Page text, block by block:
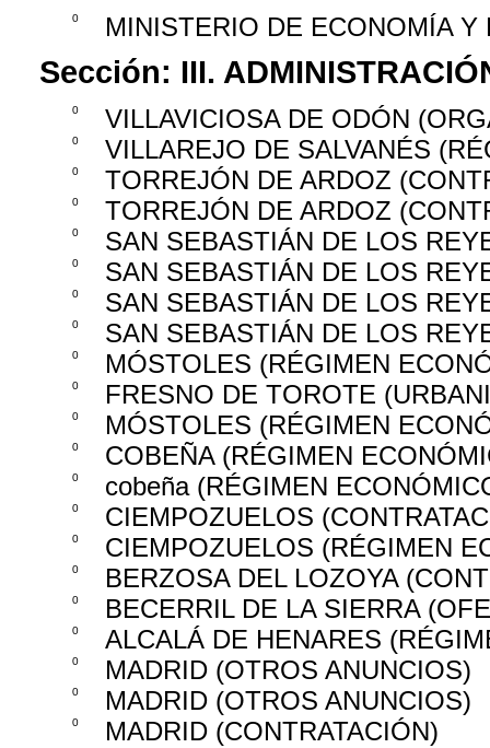
0 MINISTERIO DE ECONOMÍA Y
Sección: III.
0 VILLAVICIOSA DE ODÓN
0 VILLAREJO DE SALVANÉS
0 TORREJÓN DE ARDOZ
0 TORREJÓN DE ARDOZ
0 SAN SEBASTIÁN DE LOS
0 SAN SEBASTIÁN DE LOS
0 SAN SEBASTIÁN DE LOS
0 SAN SEBASTIÁN DE LOS
0 MÓSTOLES (RÉGIMEN
0 FRESNO DE TOROTE
0 MÓSTOLES (RÉGIMEN
0 COBEÑA (RÉGIMEN
0 cobeña (RÉGIMEN
0 CIEMPOZUELOS
0 CIEMPOZUELOS (RÉGIMEN
0 BERZOSA DEL LOZOYA
0 BECERRIL DE LA SIERRA
0 ALCALÁ DE HENARES
0 MADRID (OTROS ANUNCIOS)
0 MADRID (OTROS ANUNCIOS)
0 MADRID (CONTRATACIÓN)